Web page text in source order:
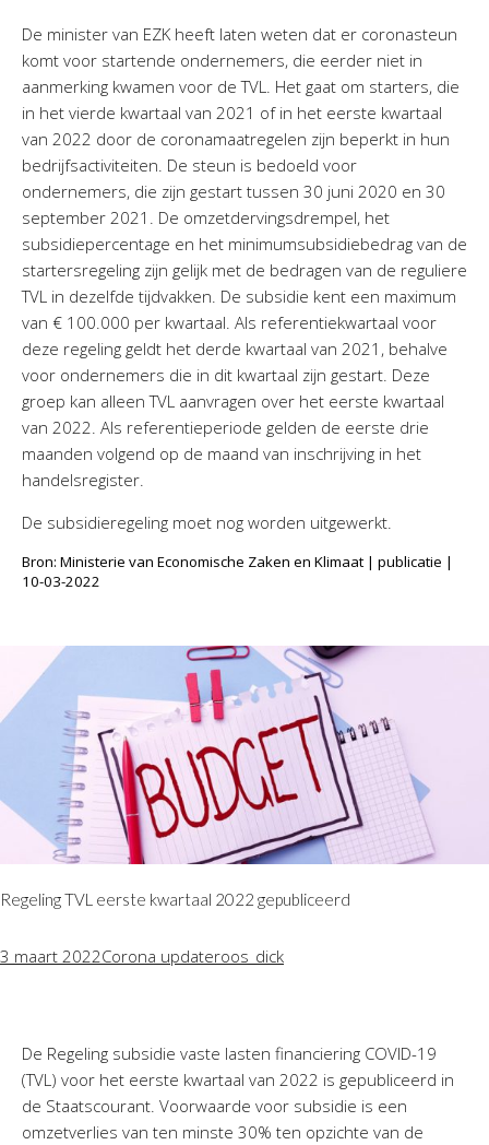
De minister van EZK heeft laten weten dat er coronasteun
komt voor startende ondernemers, die eerder niet in
aanmerking kwamen voor de TVL. Het gaat om starters, die
in het vierde kwartaal van 2021 of in het eerste kwartaal
van 2022 door de coronamaatregelen zijn beperkt in hun
bedrijfsactiviteiten. De steun is bedoeld voor
ondernemers, die zijn gestart tussen 30 juni 2020 en 30
september 2021. De omzetdervingsdrempel, het
subsidiepercentage en het minimumsubsidiebedrag van de
startersregeling zijn gelijk met de bedragen van de reguliere
TVL in dezelfde tijdvakken. De subsidie kent een maximum
van € 100.000 per kwartaal. Als referentiekwartaal voor
deze regeling geldt het derde kwartaal van 2021, behalve
voor ondernemers die in dit kwartaal zijn gestart. Deze
groep kan alleen TVL aanvragen over het eerste kwartaal
van 2022. Als referentieperiode gelden de eerste drie
maanden volgend op de maand van inschrijving in het
handelsregister.
De subsidieregeling moet nog worden uitgewerkt.
Bron: Ministerie van Economische Zaken en Klimaat | publicatie |
10-03-2022
Regeling TVL eerste kwartaal 2022 gepubliceerd
3 maart 2022Corona updateroos_dick
De Regeling subsidie vaste lasten financiering COVID-19
(TVL) voor het eerste kwartaal van 2022 is gepubliceerd in
de Staatscourant. Voorwaarde voor subsidie is een
omzetverlies van ten minste 30% ten opzichte van de